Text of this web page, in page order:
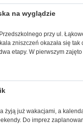
na wyglądzie
przy ul.
zniszczeń okazała się
etapy. W pierwszym
żyją już wakacjami, a
Do imprez